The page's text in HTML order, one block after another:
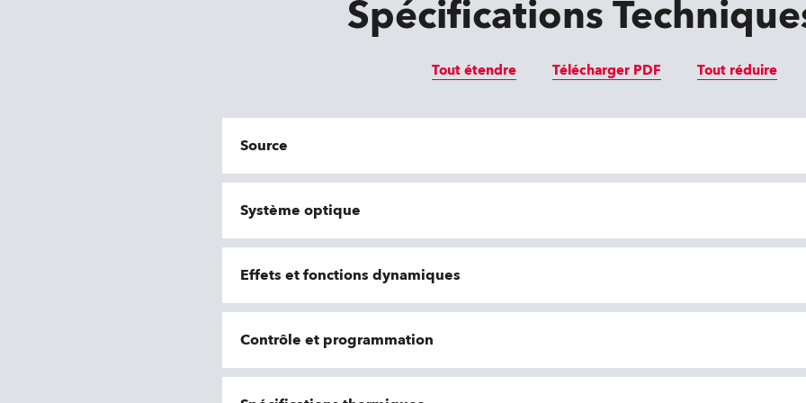
Spécifications
Tout étendre Télécharger PDF Tout réduire
Source
Système optique
Effets et fonctions dynamiques
Contrôle et programmation